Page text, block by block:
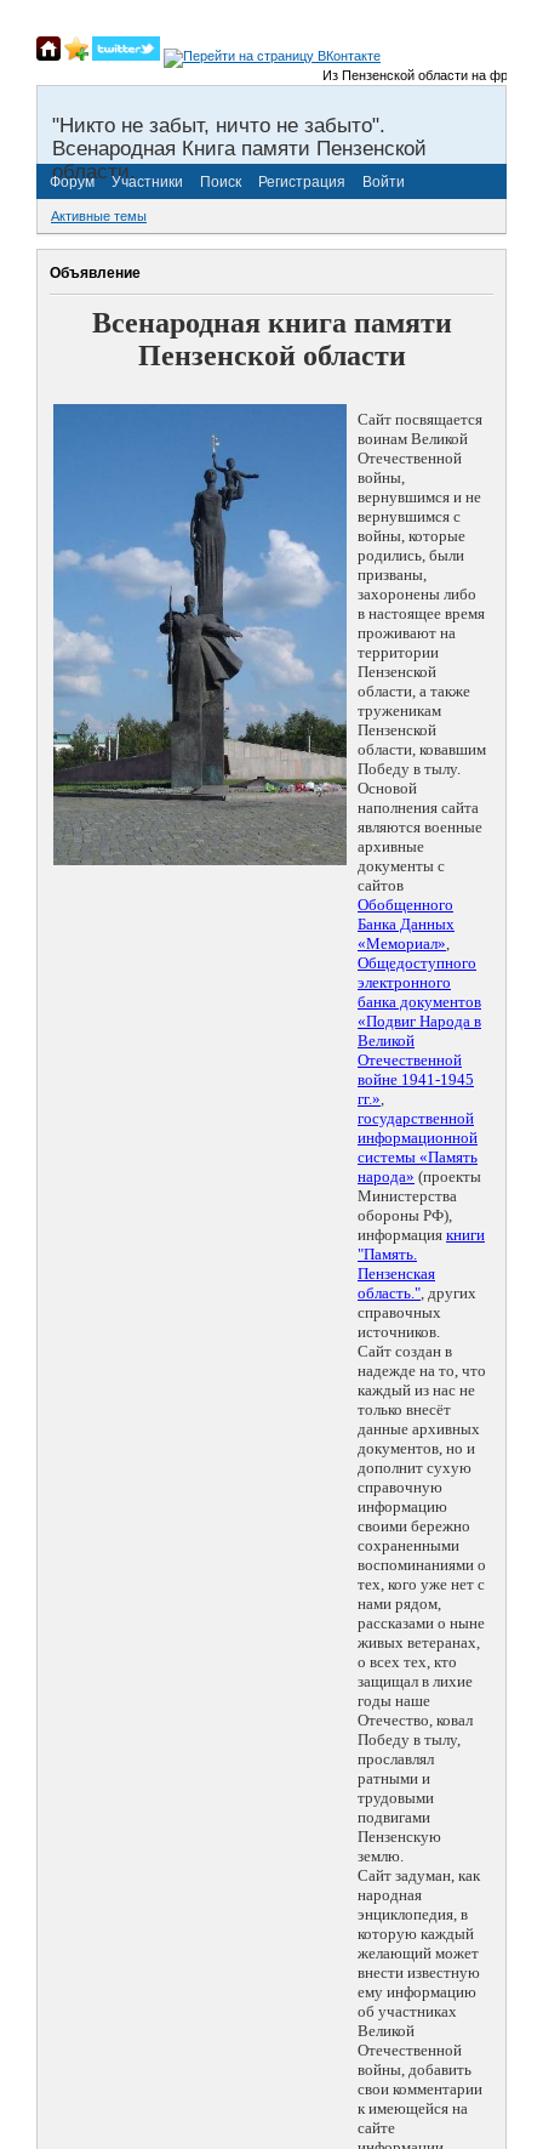
Из Пензенской области на фронты
"Никто не забыт, ничто не забыто".
Всенародная Книга памяти Пензенской
области.
Форум Участники Поиск Регистрация Войти
Активные темы
Объявление
Всенародная книга памяти
Пензенской области
Сайт посвящается
воинам Великой
Отечественной
войны,
вернувшимся и не
вернувшимся с
войны, которые
родились, были
призваны,
захоронены либо
в настоящее время
проживают на
территории
Пензенской
области, а также
труженикам
Пензенской
области, ковавшим
Победу в тылу.
Основой
наполнения сайта
являются военные
архивные
документы с
сайтов
Обобщенного
Банка Данных
«Мемориал»,
Общедоступного
электронного
банка документов
«Подвиг Народа в
Великой
Отечественной
войне 1941-1945
гг.»,
государственной
информационной
системы «Память
народа» (проекты
Министерства
обороны РФ),
информация книги
"Память.
Пензенская
область.", других
справочных
источников.
Сайт создан в
надежде на то, что
каждый из нас не
только внесёт
данные архивных
документов, но и
дополнит сухую
справочную
информацию
своими бережно
сохраненными
воспоминаниями о
тех, кого уже нет с
нами рядом,
рассказами о ныне
живых ветеранах,
о всех тех, кто
защищал в лихие
годы наше
Отечество, ковал
Победу в тылу,
прославлял
ратными и
трудовыми
подвигами
Пензенскую
землю.
Сайт задуман, как
народная
энциклопедия, в
которую каждый
желающий может
внести известную
ему информацию
об участниках
Великой
Отечественной
войны, добавить
свои комментарии
к имеющейся на
сайте